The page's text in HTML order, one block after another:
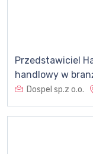
Przedstawiciel
handlowy w
Dospel sp.z o.o.